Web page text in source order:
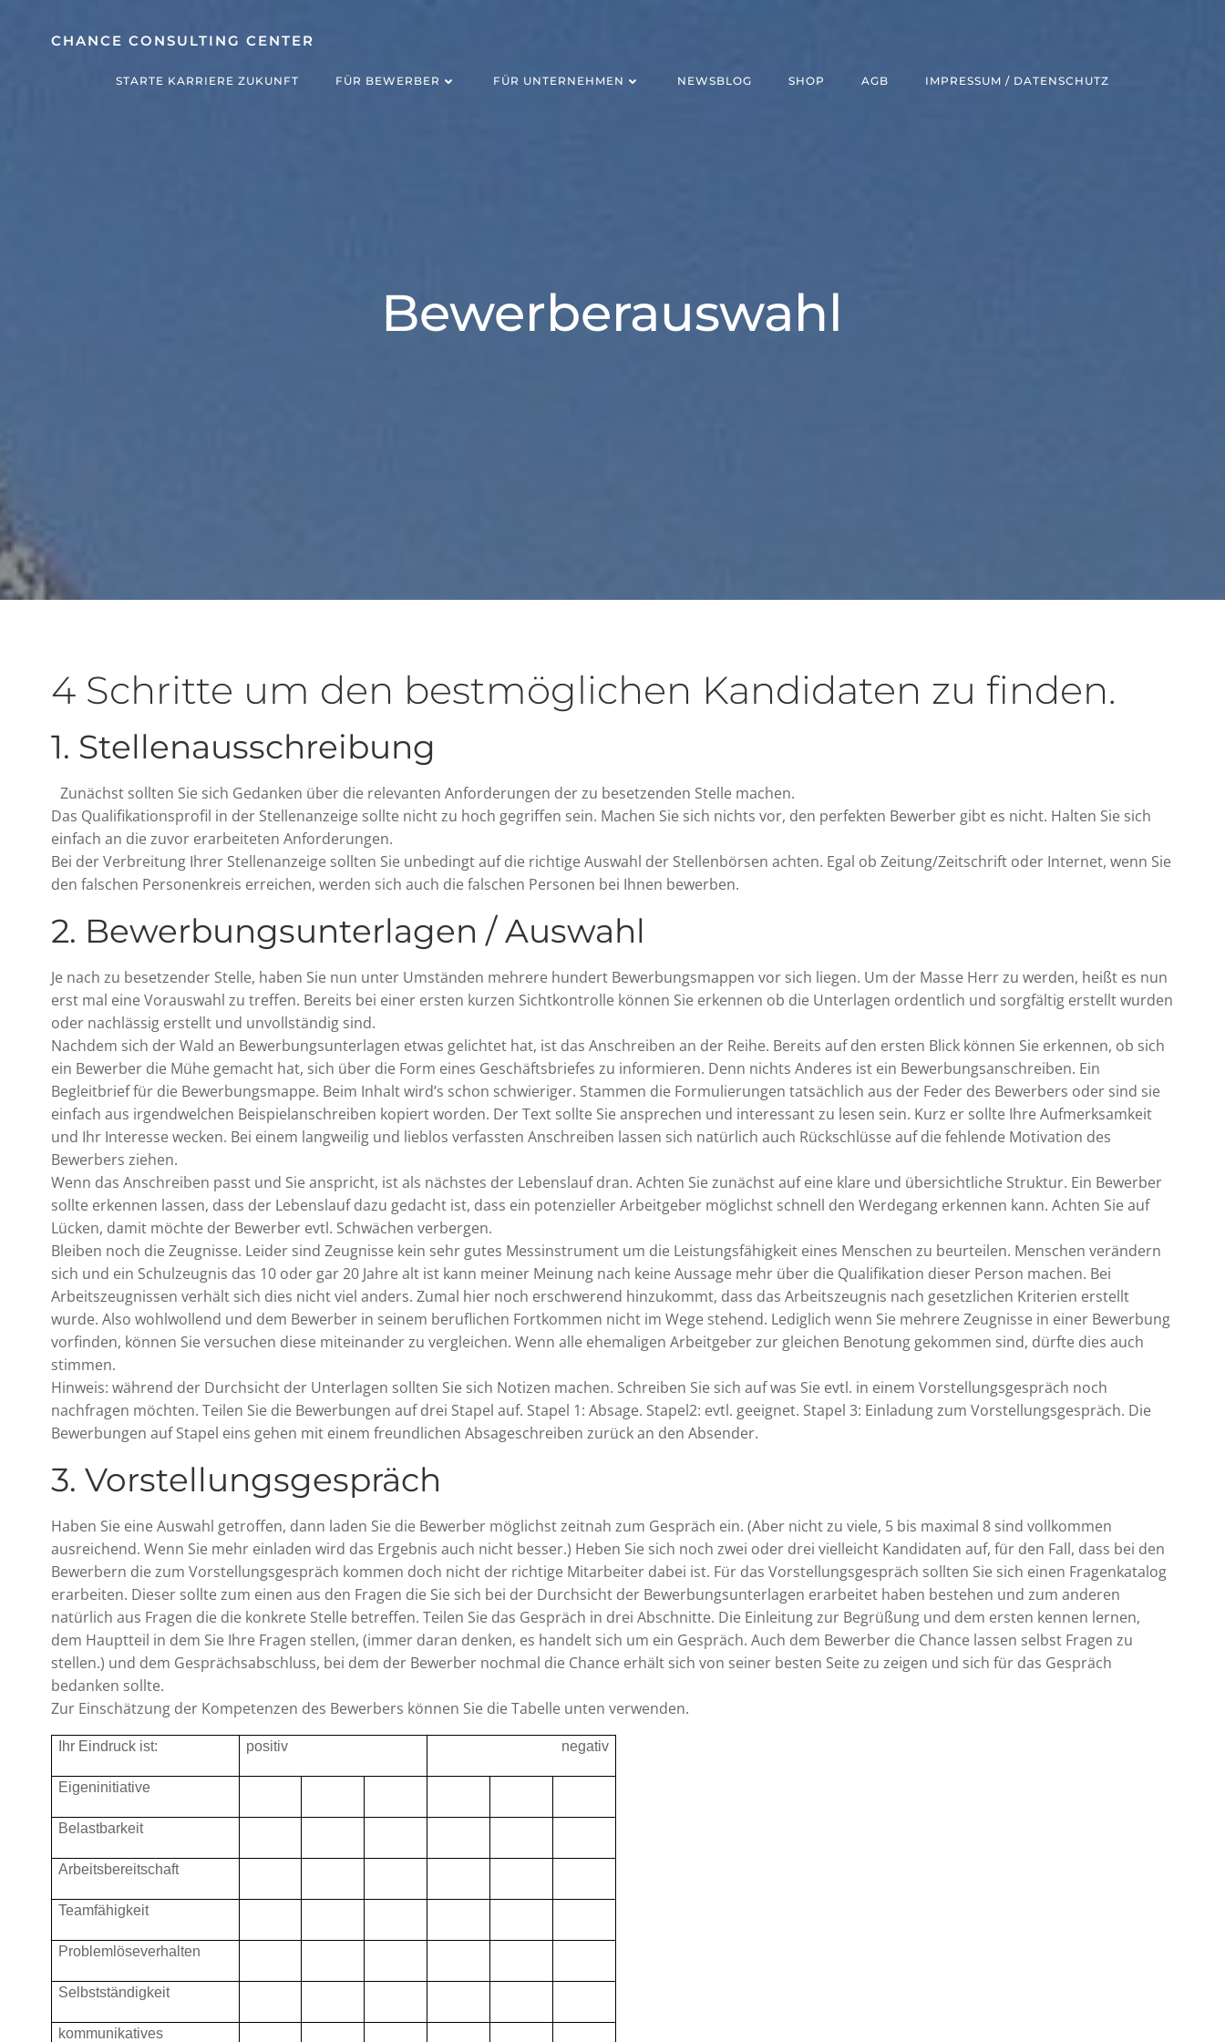
CHANCE CONSULTING CENTER
STARTE KARRIERE ZUKUNFT FÜR BEWERBER FÜR UNTERNEHMEN NEWSBLOG SHOP AGB IMPRESSUM / DATENSCHUTZ
Bewerberauswahl
4 Schritte um den bestmöglichen Kandidaten zu finden.
1. Stellenausschreibung
Zunächst sollten Sie sich Gedanken über die relevanten Anforderungen der zu besetzenden Stelle machen.
Das Qualifikationsprofil in der Stellenanzeige sollte nicht zu hoch gegriffen sein. Machen Sie sich nichts vor, den perfekten Bewerber gibt es nicht. Halten Sie sich
einfach an die zuvor erarbeiteten Anforderungen.
Bei der Verbreitung Ihrer Stellenanzeige sollten Sie unbedingt auf die richtige Auswahl der Stellenbörsen achten. Egal ob Zeitung/Zeitschrift oder Internet, wenn Sie
den falschen Personenkreis erreichen, werden sich auch die falschen Personen bei Ihnen bewerben.
2. Bewerbungsunterlagen / Auswahl
Je nach zu besetzender Stelle, haben Sie nun unter Umständen mehrere hundert Bewerbungsmappen vor sich liegen. Um der Masse Herr zu werden, heißt es nun
erst mal eine Vorauswahl zu treffen. Bereits bei einer ersten kurzen Sichtkontrolle können Sie erkennen ob die Unterlagen ordentlich und sorgfältig erstellt wurden
oder nachlässig erstellt und unvollständig sind.
Nachdem sich der Wald an Bewerbungsunterlagen etwas gelichtet hat, ist das Anschreiben an der Reihe. Bereits auf den ersten Blick können Sie erkennen, ob sich
ein Bewerber die Mühe gemacht hat, sich über die Form eines Geschäftsbriefes zu informieren. Denn nichts Anderes ist ein Bewerbungsanschreiben. Ein
Begleitbrief für die Bewerbungsmappe. Beim Inhalt wird’s schon schwieriger. Stammen die Formulierungen tatsächlich aus der Feder des Bewerbers oder sind sie
einfach aus irgendwelchen Beispielanschreiben kopiert worden. Der Text sollte Sie ansprechen und interessant zu lesen sein. Kurz er sollte Ihre Aufmerksamkeit
und Ihr Interesse wecken. Bei einem langweilig und lieblos verfassten Anschreiben lassen sich natürlich auch Rückschlüsse auf die fehlende Motivation des
Bewerbers ziehen.
Wenn das Anschreiben passt und Sie anspricht, ist als nächstes der Lebenslauf dran. Achten Sie zunächst auf eine klare und übersichtliche Struktur. Ein Bewerber
sollte erkennen lassen, dass der Lebenslauf dazu gedacht ist, dass ein potenzieller Arbeitgeber möglichst schnell den Werdegang erkennen kann. Achten Sie auf
Lücken, damit möchte der Bewerber evtl. Schwächen verbergen.
Bleiben noch die Zeugnisse. Leider sind Zeugnisse kein sehr gutes Messinstrument um die Leistungsfähigkeit eines Menschen zu beurteilen. Menschen verändern
sich und ein Schulzeugnis das 10 oder gar 20 Jahre alt ist kann meiner Meinung nach keine Aussage mehr über die Qualifikation dieser Person machen. Bei
Arbeitszeugnissen verhält sich dies nicht viel anders. Zumal hier noch erschwerend hinzukommt, dass das Arbeitszeugnis nach gesetzlichen Kriterien erstellt
wurde. Also wohlwollend und dem Bewerber in seinem beruflichen Fortkommen nicht im Wege stehend. Lediglich wenn Sie mehrere Zeugnisse in einer Bewerbung
vorfinden, können Sie versuchen diese miteinander zu vergleichen. Wenn alle ehemaligen Arbeitgeber zur gleichen Benotung gekommen sind, dürfte dies auch
stimmen.
Hinweis: während der Durchsicht der Unterlagen sollten Sie sich Notizen machen. Schreiben Sie sich auf was Sie evtl. in einem Vorstellungsgespräch noch
nachfragen möchten. Teilen Sie die Bewerbungen auf drei Stapel auf. Stapel 1: Absage. Stapel2: evtl. geeignet. Stapel 3: Einladung zum Vorstellungsgespräch. Die
Bewerbungen auf Stapel eins gehen mit einem freundlichen Absageschreiben zurück an den Absender.
3. Vorstellungsgespräch
Haben Sie eine Auswahl getroffen, dann laden Sie die Bewerber möglichst zeitnah zum Gespräch ein. (Aber nicht zu viele, 5 bis maximal 8 sind vollkommen
ausreichend. Wenn Sie mehr einladen wird das Ergebnis auch nicht besser.) Heben Sie sich noch zwei oder drei vielleicht Kandidaten auf, für den Fall, dass bei den
Bewerbern die zum Vorstellungsgespräch kommen doch nicht der richtige Mitarbeiter dabei ist. Für das Vorstellungsgespräch sollten Sie sich einen Fragenkatalog
erarbeiten. Dieser sollte zum einen aus den Fragen die Sie sich bei der Durchsicht der Bewerbungsunterlagen erarbeitet haben bestehen und zum anderen
natürlich aus Fragen die die konkrete Stelle betreffen. Teilen Sie das Gespräch in drei Abschnitte. Die Einleitung zur Begrüßung und dem ersten kennen lernen,
dem Hauptteil in dem Sie Ihre Fragen stellen, (immer daran denken, es handelt sich um ein Gespräch. Auch dem Bewerber die Chance lassen selbst Fragen zu
stellen.) und dem Gesprächsabschluss, bei dem der Bewerber nochmal die Chance erhält sich von seiner besten Seite zu zeigen und sich für das Gespräch
bedanken sollte.
Zur Einschätzung der Kompetenzen des Bewerbers können Sie die Tabelle unten verwenden.
Ihr Eindruck ist: positiv negativ
Eigeninitiative
Belastbarkeit
Arbeitsbereitschaft
Teamfähigkeit
Problemlöseverhalten
Selbstständigkeit
kommunikatives